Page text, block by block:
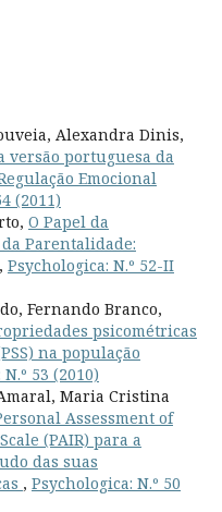
Alexandra Dinis,
versão portuguesa da
Emocional
(2011)
O Papel da
Parentalidade:
, Psychologica: N.º 52-II
Fernando Branco,
psicométricas
na população
53 (2010)
Maria Cristina
Assessment of
(PAIR) para a
das suas
, Psychologica: N.º 50